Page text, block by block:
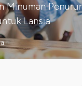
Minuman
Lansia